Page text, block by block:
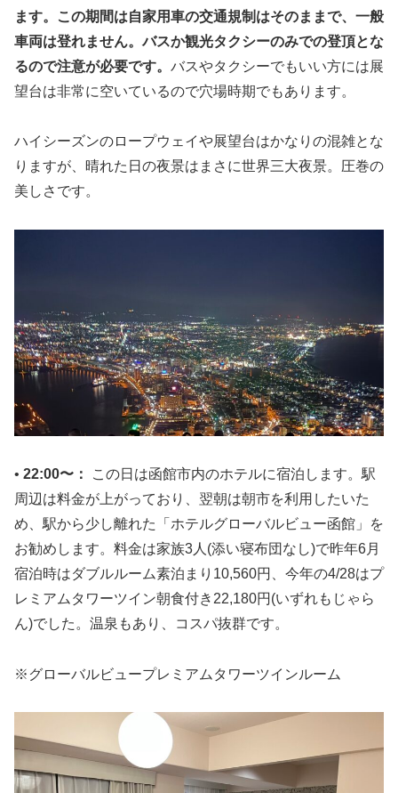
ます。この期間は自家用車の交通規制はそのままで、一般
車両は登れません。バスか観光タクシーのみでの登頂とな
るので注意が必要です。 バスやタクシーでもいい方には展
望台は非常に空いているので穴場時期でもあります。
ハイシーズンのロープウェイや展望台はかなりの混雑とな
りますが、晴れた日の夜景はまさに世界三大夜景。圧巻の
美しさです。
• 22:00〜：
この日は函館市内のホテルに宿泊します。駅
周辺は料金が上がっており、翌朝は朝市を利用したいた
め、駅から少し離れた「ホテルグローバルビュー函館」を
お勧めします。料金は家族3人(添い寝布団なし)で昨年6月
宿泊時はダブルルーム素泊まり10,560円、今年の4/28はプ
レミアムタワーツイン朝食付き22,180円(いずれもじゃら
ん)でした。温泉もあり、コスパ抜群です。
※グローバルビュープレミアムタワーツインルーム